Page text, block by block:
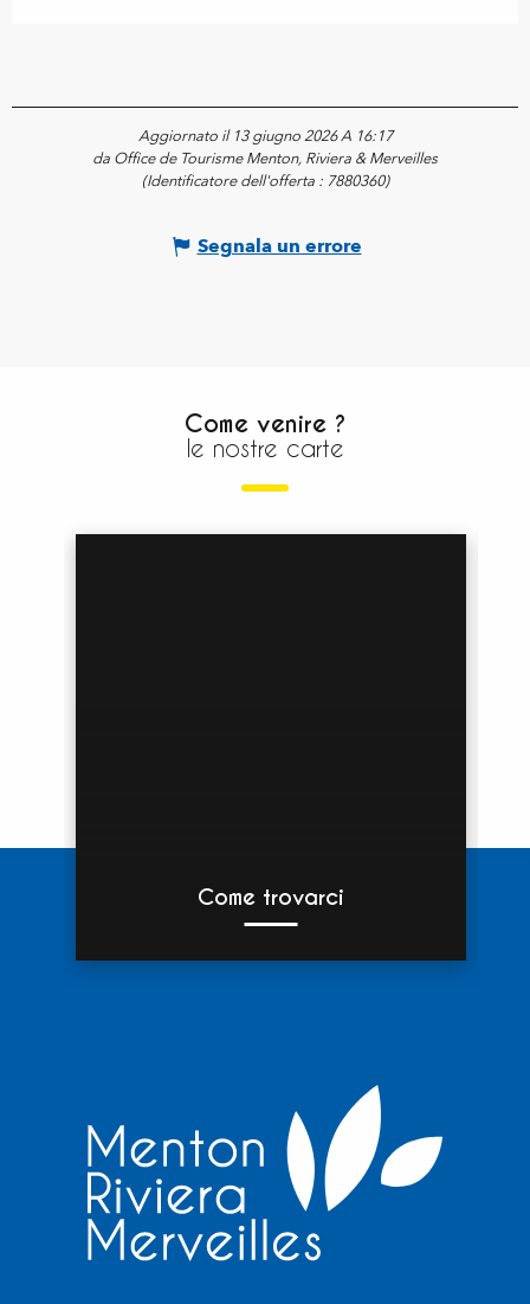
Aggiornato il 13 giugno 2026 A 16:17
da Office de Tourisme Menton, Riviera & Merveilles
(Identificatore dell'offerta : 7880360)
Segnala un errore
Come venire ?
le nostre carte
Come trovarci